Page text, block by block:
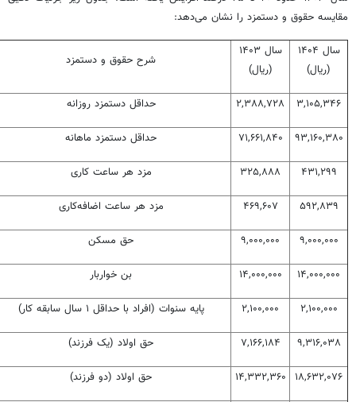
مقایسه حقوق و دستمزد را نشان می‌دهد:
سال ۱۴۰۴
(ریال)
سال ۱۴۰۳
(ریال)
شرح حقوق و دستمزد
۳,۱۰۵,۳۴۶ ۲,۳۸۸,۷۲۸ حداقل دستمزد روزانه
۹۳,۱۶۰,۳۸۰ ۷۱,۶۶۱,۸۴۰ حداقل دستمزد ماهانه
۴۳۱,۲۹۹ ۳۲۵,۸۸۸ مزد هر ساعت کاری
۵۹۲,۸۳۹ ۴۶۹,۶۰۷ مزد هر ساعت اضافه‌کاری
۹,۰۰۰,۰۰۰ ۹,۰۰۰,۰۰۰ حق مسکن
۱۴,۰۰۰,۰۰۰ ۱۴,۰۰۰,۰۰۰ بن خواربار
۲,۱۰۰,۰۰۰ ۲,۱۰۰,۰۰۰ پایه سنوات (افراد با حداقل ۱ سال سابقه کار)
۹,۳۱۶,۰۳۸ ۷,۱۶۶,۱۸۴ حق اولاد (یک فرزند)
۱۸,۶۳۲,۰۷۶ ۱۴,۳۳۲,۳۶۰ حق اولاد (دو فرزند)